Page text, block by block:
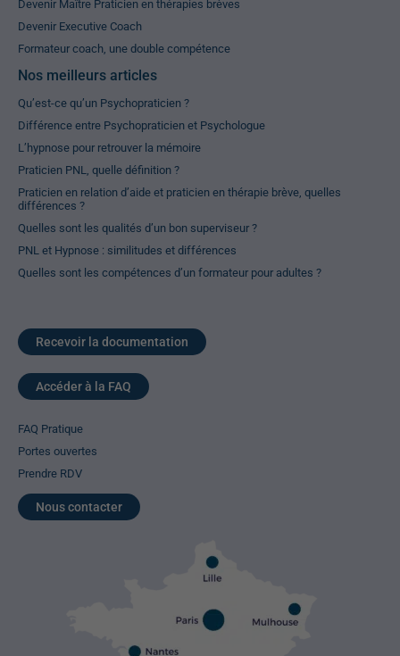
Devenir Maître Praticien en thérapies brèves
Devenir Executive Coach
Formateur coach, une double compétence
Nos meilleurs articles
Qu’est-ce qu’un Psychopraticien ?
Différence entre Psychopraticien et Psychologue
L’hypnose pour retrouver la mémoire
Praticien PNL, quelle définition ?
Praticien en relation d’aide et praticien en thérapie brève, quelles
différences ?
Quelles sont les qualités d’un bon superviseur ?
PNL et Hypnose : similitudes et différences
Quelles sont les compétences d’un formateur pour adultes ?
Recevoir la documentation
Accéder à la FAQ
FAQ Pratique
Portes ouvertes
Prendre RDV
Nous contacter